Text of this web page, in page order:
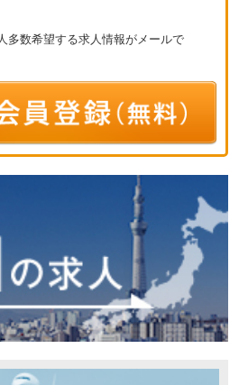
多数希望する求人情報が メールで